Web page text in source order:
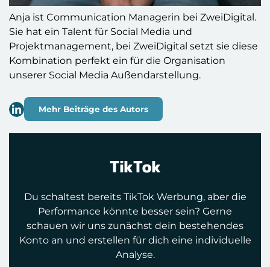
Anja ist Communication Managerin bei ZweiDigital.
Sie hat ein Talent für Social Media und
Projektmanagement, bei ZweiDigital setzt sie diese
Kombination perfekt ein für die Organisation
unserer Social Media Außendarstellung.
Mehr Beiträge des Autors
TikTok
Du schaltest bereits TikTok Werbung, aber die
Performance könnte besser sein? Gerne
schauen wir uns zunächst dein bestehendes
Konto an und erstellen für dich eine individuelle
Analyse.